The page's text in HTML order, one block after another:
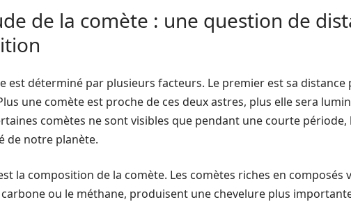
de la comète : une question de
est déterminé par plusieurs facteurs. Le premier est sa
une comète est proche de ces deux astres, plus elle sera
comètes ne sont visibles que pendant une courte période,
de notre planète.
la composition de la comète. Les comètes riches en composés
carbone ou le méthane, produisent une chevelure plus